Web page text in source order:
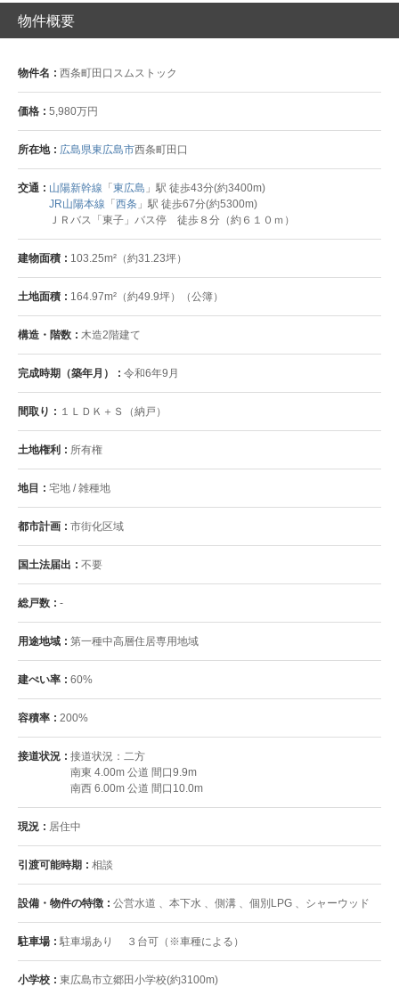
物件概要
物件名 西条町田口スムストック
価格 5,980万円
所在地 広島県東広島市西条町田口
交通 山陽新幹線 「東広島 」駅 徒歩43分(約3400m)
JR山陽本線 「西条 」駅 徒歩67分(約5300m)
ＪＲバス「東子」バス停 徒歩８分（約６１０ｍ）
建物面積 103.25m²（約31.23坪）
土地面積 164.97m²（約49.9坪）（公簿）
構造・階数 木造2階建て
完成時期（築年月） 令和6年9月
間取り １ＬＤＫ＋Ｓ（納戸）
土地権利 所有権
地目 宅地 / 雑種地
都市計画 市街化区域
国土法届出 不要
総戸数 -
用途地域 第一種中高層住居専用地域
建ぺい率 60%
容積率 200%
接道状況
接道状況：二方
南東 4.00m 公道 間口9.9m
南西 6.00m 公道 間口10.0m
現況 居住中
引渡可能時期 相談
設備・物件の特徴 公営水道 、本下水 、側溝 、個別LPG 、シャーウッド
駐車場 駐車場あり ３台可（※車種による）
小学校 東広島市立郷田小学校(約3100m)